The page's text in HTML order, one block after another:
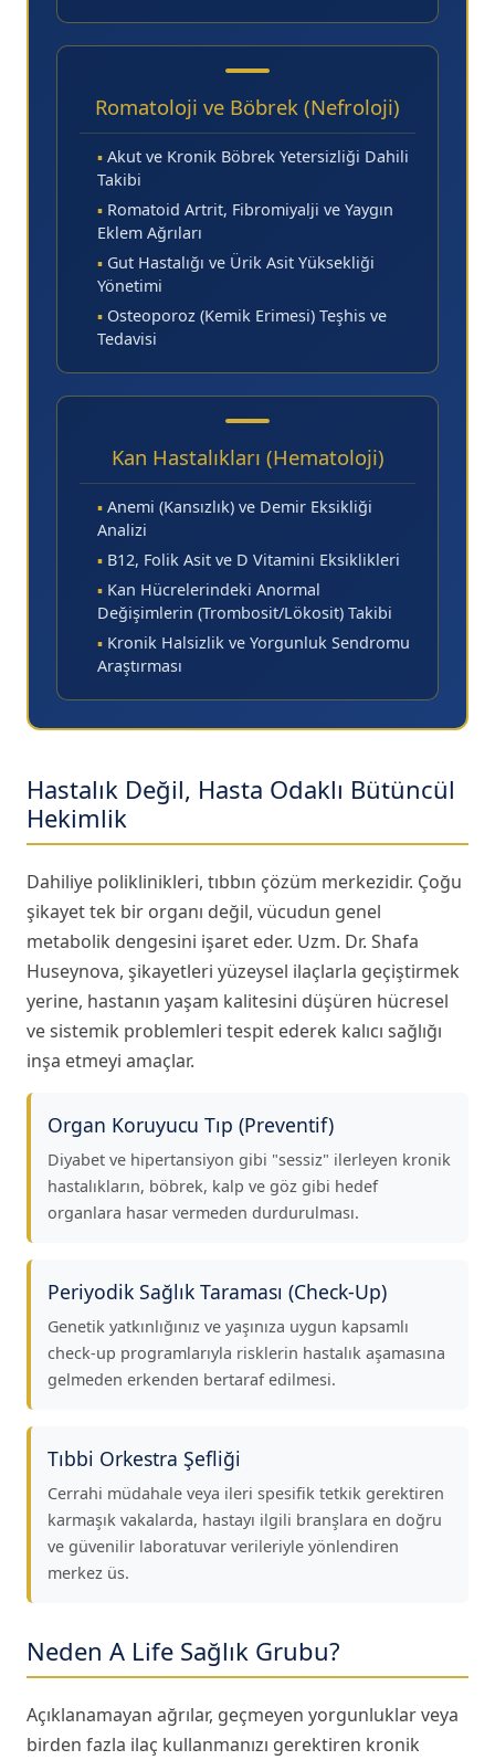
Romatoloji ve Böbrek (Nefroloji)
▪ Akut ve Kronik Böbrek Yetersizliği Dahili
Takibi
▪ Romatoid Artrit, Fibromiyalji ve Yaygın
Eklem Ağrıları
▪ Gut Hastalığı ve Ürik Asit Yüksekliği
Yönetimi
▪ Osteoporoz (Kemik Erimesi) Teşhis ve
Tedavisi
Kan Hastalıkları (Hematoloji)
▪ Anemi (Kansızlık) ve Demir Eksikliği
Analizi
▪ B12, Folik Asit ve D Vitamini Eksiklikleri
▪ Kan Hücrelerindeki Anormal
Değişimlerin (Trombosit/Lökosit) Takibi
▪ Kronik Halsizlik ve Yorgunluk Sendromu
Araştırması
Hastalık Değil, Hasta Odaklı Bütüncül
Hekimlik
Dahiliye poliklinikleri, tıbbın çözüm merkezidir. Çoğu
şikayet tek bir organı değil, vücudun genel
metabolik dengesini işaret eder. Uzm. Dr. Shafa
Huseynova, şikayetleri yüzeysel ilaçlarla geçiştirmek
yerine, hastanın yaşam kalitesini düşüren hücresel
ve sistemik problemleri tespit ederek kalıcı sağlığı
inşa etmeyi amaçlar.
Organ Koruyucu Tıp (Preventif)
Diyabet ve hipertansiyon gibi "sessiz" ilerleyen kronik
hastalıkların, böbrek, kalp ve göz gibi hedef
organlara hasar vermeden durdurulması.
Periyodik Sağlık Taraması (Check-Up)
Genetik yatkınlığınız ve yaşınıza uygun kapsamlı
check-up programlarıyla risklerin hastalık aşamasına
gelmeden erkenden bertaraf edilmesi.
Tıbbi Orkestra Şefliği
Cerrahi müdahale veya ileri spesifik tetkik gerektiren
karmaşık vakalarda, hastayı ilgili branşlara en doğru
ve güvenilir laboratuvar verileriyle yönlendiren
merkez üs.
Neden A Life Sağlık Grubu?
Açıklanamayan ağrılar, geçmeyen yorgunluklar veya
birden fazla ilaç kullanmanızı gerektiren kronik